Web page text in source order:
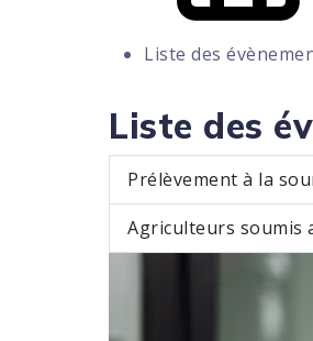
Liste des
Liste des
Prélèvement à la
Agriculteurs soumis